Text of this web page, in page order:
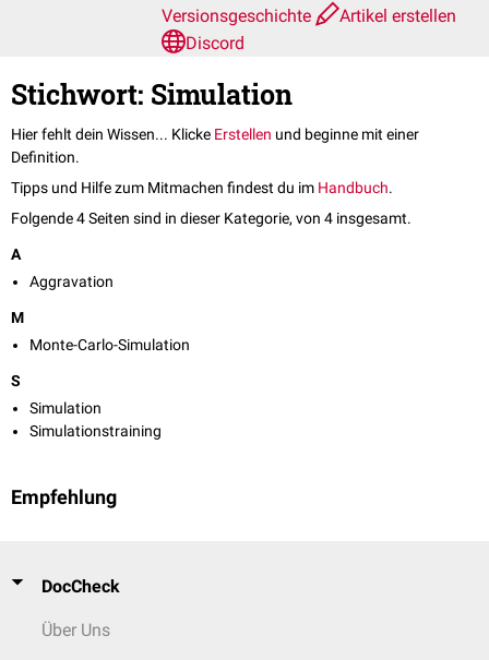
Versionsgeschichte
Artikel erstellen
Discord
Stichwort: Simulation
Hier fehlt dein Wissen... Klicke Erstellen und beginne mit einer
Definition.
Tipps und Hilfe zum Mitmachen findest du im Handbuch.
Folgende 4 Seiten sind in dieser Kategorie, von 4 insgesamt.
A
Aggravation
M
Monte-Carlo-Simulation
S
Simulation
Simulationstraining
Empfehlung
DocCheck
Über Uns